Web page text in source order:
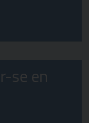
se en